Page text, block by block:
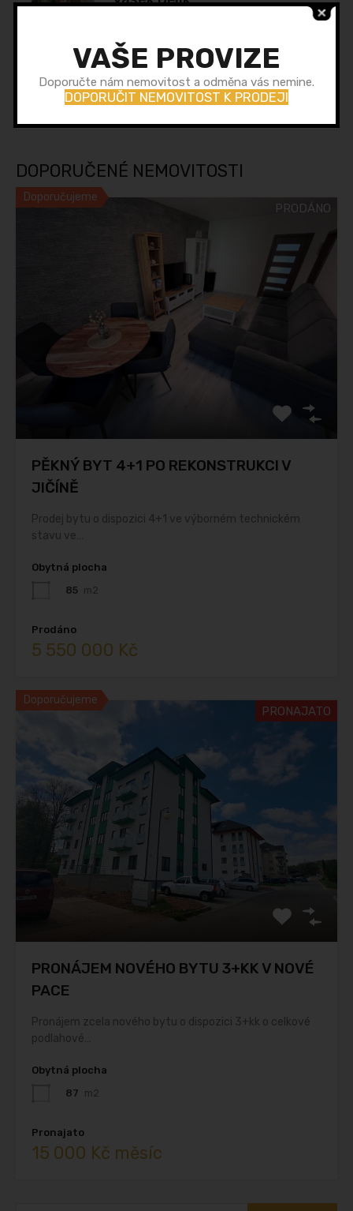
Vojtěch Kuřík
DOPORUČENÉ NEMOVITOSTI
Doporučujeme
PRODÁNO
PĚKNÝ BYT 4+1 PO REKONSTRUKCI V
JIČÍNĚ
Prodej bytu o dispozici 4+1 ve výborném technickém
stavu ve…
Obytná plocha
85 m2
Prodáno
5 550 000 Kč
Doporučujeme
PRONAJATO
PRONÁJEM NOVÉHO BYTU 3+KK V NOVÉ
PACE
Pronájem zcela nového bytu o dispozici 3+kk o celkové
podlahové…
Obytná plocha
87 m2
Pronajato
15 000 Kč měsíc
VAŠE PROVIZE
Doporučte nám nemovitost a odměna vás nemine.
DOPORUČIT NEMOVITOST K PRODEJI